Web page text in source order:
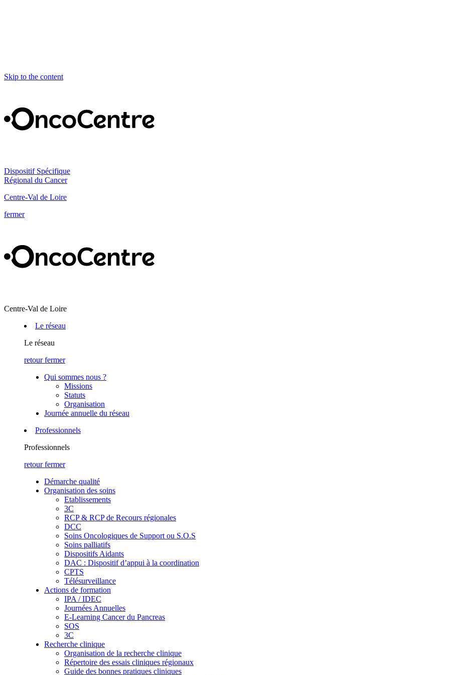
Skip to the content
Dispositif Spécifique
Régional du Cancer
Centre-Val de Loire
fermer
Centre-Val de Loire
Le réseau
Le réseau
retour fermer
Qui sommes nous ?
Missions
Statuts
Organisation
Journée annuelle du réseau
Professionnels
Professionnels
retour fermer
Démarche qualité
Organisation des soins
Etablissements
3C
RCP & RCP de Recours régionales
DCC
Soins Oncologiques de Support ou S.O.S
Soins palliatifs
Dispositifs Aidants
DAC : Dispositif d’appui à la coordination
CPTS
Télésurveillance
Actions de formation
IPA / IDEC
Journées Annuelles
E-Learning Cancer du Pancreas
SOS
3C
Recherche clinique
Organisation de la recherche clinique
Répertoire des essais cliniques régionaux
Guide des bonnes pratiques cliniques